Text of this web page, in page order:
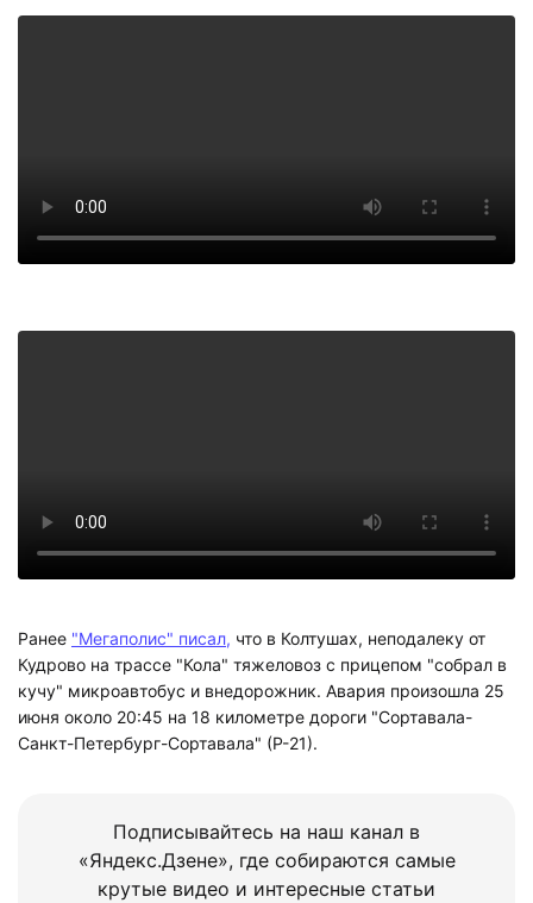
Ранее "Мегаполис" писал, что в Колтушах, неподалеку от
Кудрово на трассе "Кола" тяжеловоз с прицепом "собрал в
кучу" микроавтобус и внедорожник. Авария произошла 25
июня около 20:45 на 18 километре дороги "Сортавала-
Санкт-Петербург-Сортавала" (Р-21).
Подписывайтесь на наш канал в
«Яндекс.Дзене», где собираются самые
крутые видео и интересные статьи